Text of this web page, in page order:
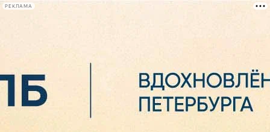
РЕКЛАМА
Сегодня: